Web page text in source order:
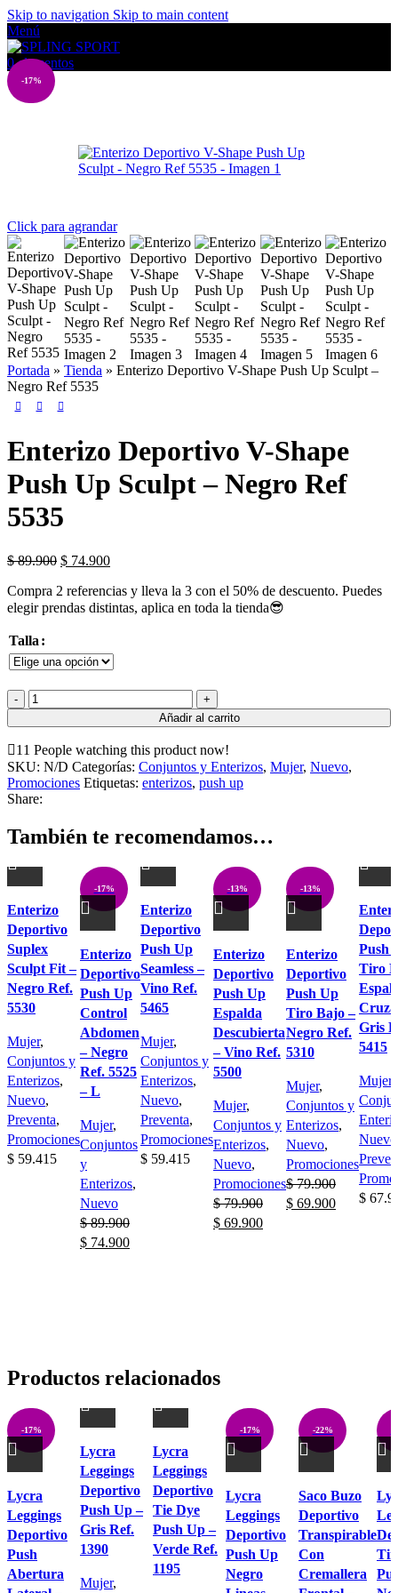
Skip to navigation Skip to main content
Menú
0elementos
-17%
Click para agrandar
Portada » Tienda » Enterizo Deportivo V-Shape Push Up Sculpt –
Negro Ref 5535
Enterizo Deportivo V-Shape
Push Up Sculpt – Negro Ref
5535
$89.900 $ 74.900
Compra 2 referencias y lleva la 3 con el 50% de descuento. Puedes
elegir prendas distintas, aplica en toda la tienda😎
Talla
Añadir al carrito
11 People watching this product now!
SKU: N/D Categorías: Conjuntos y Enterizos, Mujer, Nuevo,
Promociones Etiquetas: enterizos, push up
Share:
También te recomendamos…
Enterizo
Deportivo
Suplex
Sculpt Fit –
Negro Ref.
5530
Mujer,
Conjuntos y
Enterizos,
Nuevo,
Preventa,
Promociones
$ 59.415
-17%
Enterizo
Deportivo
Push Up
Control
Abdomen
– Negro
Ref. 5525
– L
Mujer,
Conjuntos
y
Enterizos,
Nuevo
$89.900
$ 74.900
Enterizo
Deportivo
Push Up
Seamless –
Vino Ref.
5465
Mujer,
Conjuntos y
Enterizos,
Nuevo,
Preventa,
Promociones
$ 59.415
-13%
Enterizo
Deportivo
Push Up
Espalda
Descubierta
– Vino Ref.
5500
Mujer,
Conjuntos y
Enterizos,
Nuevo,
Promociones
$79.900
$ 69.900
-13%
Enterizo
Deportivo
Push Up
Tiro Bajo –
Negro Ref.
5310
Mujer,
Conjuntos y
Enterizos,
Nuevo,
Promociones
$79.900
$ 69.900
Push
Tiro
Gris
5415
Mujer
Nuevo
$
Productos relacionados
-17%
Lycra
Leggings
Deportivo
Push
Abertura
Lycra
Leggings
Deportivo
Push Up –
Gris Ref.
1390
Mujer,
Lycra
Leggings
Deportivo
Tie Dye
Push Up –
Verde Ref.
1195
-17%
Lycra
Leggings
Deportivo
Push Up
Negro
-22%
Saco Buzo
Deportivo
Transpirable
Con
Cremallera